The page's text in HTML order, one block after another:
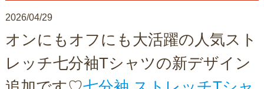
2026/04/29
オンにもオフにも大活躍の人気スト
レッチ七分袖Tシャツの新デザイン